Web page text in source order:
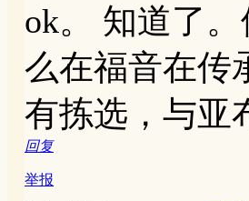
ok。 知道了
么在福音在传
有拣选，与亚
回复
举报